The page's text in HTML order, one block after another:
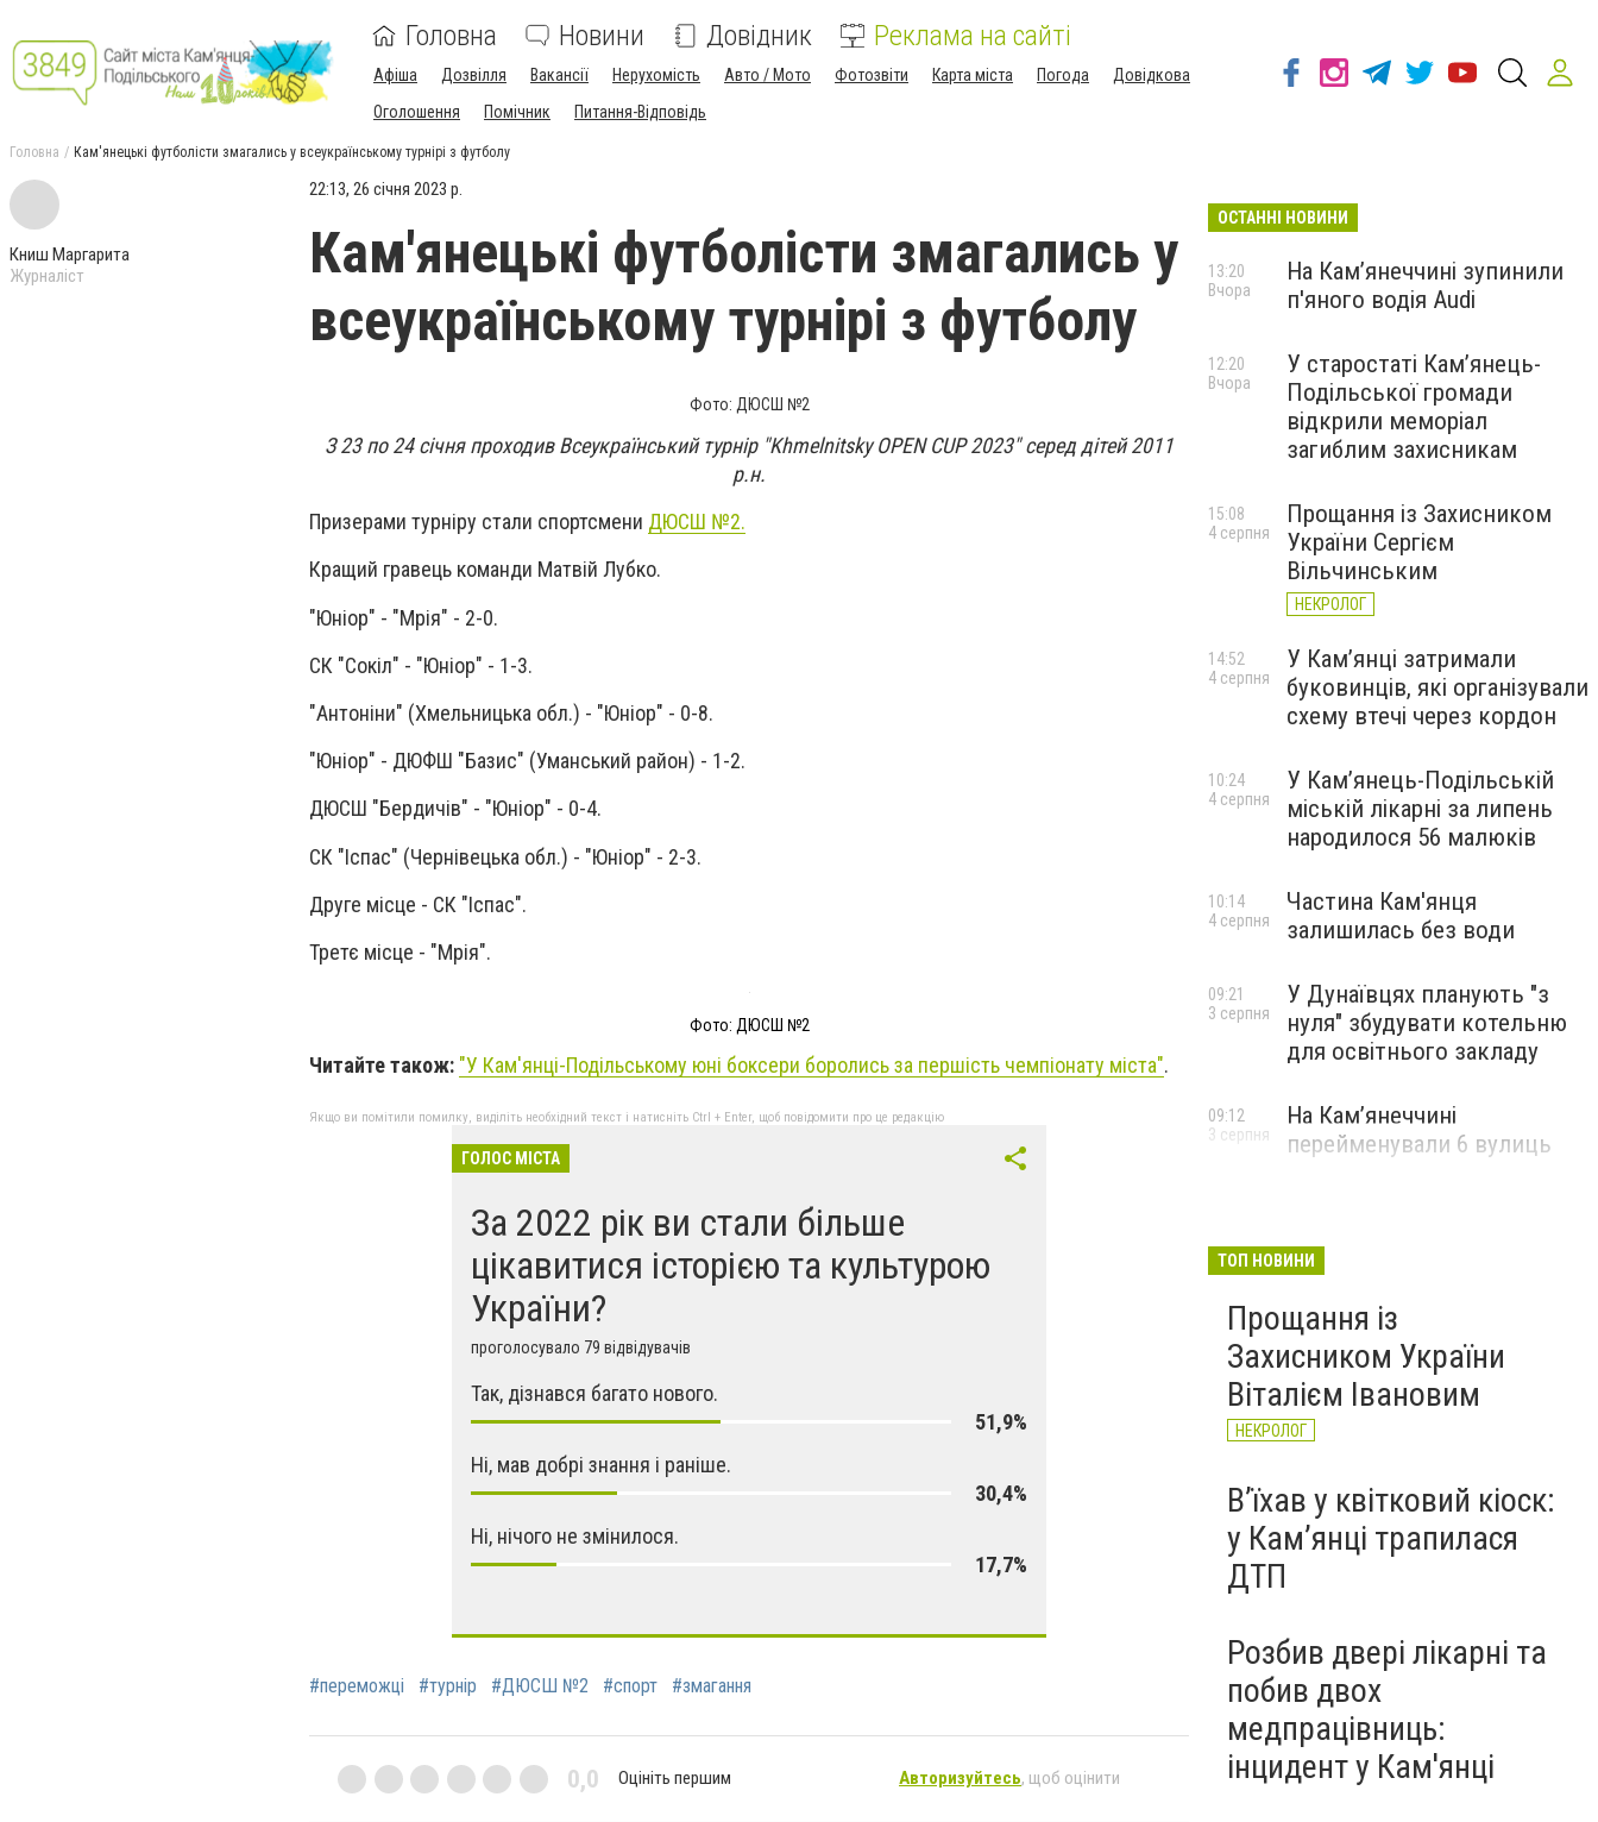
Головна Новини Довідник Реклама на сайті
Афіша Дозвілля Вакансії Нерухомість Авто / Мото Фотозвіти Карта міста Погода
Довідкова
Оголошення
Помічник Питання-Відповідь
Головна Кам'янецькі футболісти змагались у всеукраїнському турнірі з футболу
Книш Маргарита
Журналіст
22:13, 26 січня 2023 р.
Кам'янецькі футболісти змагались у
всеукраїнському турнірі з футболу
Фото: ДЮСШ №2
З 23 по 24 січня проходив Всеукраїнський турнір "Khmelnitsky OPEN CUP 2023" серед дітей 2011
р.н.
Призерами турніру стали спортсмени ДЮСШ №2.
Кращий гравець команди Матвій Лубко.
"Юніор" - "Мрія" - 2-0.
СК "Сокіл" - "Юніор" - 1-3.
"Антоніни" (Хмельницька обл.) - "Юніор" - 0-8.
"Юніор" - ДЮФШ "Базис" (Уманський район) - 1-2.
ДЮСШ "Бердичів" - "Юніор" - 0-4.
СК "Іспас" (Чернівецька обл.) - "Юніор" - 2-3.
Друге місце - СК "Іспас".
Третє місце - "Мрія".
Фото: ДЮСШ №2
Читайте також: "У Кам'янці-Подільському юні боксери боролись за першість чемпіонату міста".
Якщо ви помітили помилку, виділіть необхідний текст і натисніть Ctrl + Enter, щоб повідомити про це редакцію
ГОЛОС МІСТА
За 2022 рік ви стали більше
цікавитися історією та культурою
України?
проголосувало 79 відвідувачів
Так, дізнався багато нового.
51,9%
Ні, мав добрі знання і раніше.
30,4%
Ні, нічого не змінилося.
17,7%
#переможці #турнір #ДЮСШ №2 #спорт #змагання
0,0 Оцініть першим Авторизуйтесь, щоб оцінити
ОСТАННІ НОВИНИ
На Камʼянеччині зупинили
п'яного водія Audi
13:20
Вчора
У старостаті Кам’янець-
Подільської громади
відкрили меморіал
загиблим захисникам
12:20
Вчора
Прощання із Захисником
України Сергієм
Вільчинським
НЕКРОЛОГ
15:08
4 серпня
У Кам’янці затримали
буковинців, які організували
схему втечі через кордон
14:52
4 серпня
У Кам’янець-Подільській
міській лікарні за липень
народилося 56 малюків
10:24
4 серпня
Частина Кам'янця
залишилась без води
10:14
4 серпня
У Дунаївцях планують "з
нуля" збудувати котельню
для освітнього закладу
09:21
3 серпня
На Камʼянеччині
перейменували 6 вулиць
09:12
3 серпня
ТОП НОВИНИ
Прощання із
Захисником України
Віталієм Івановим
НЕКРОЛОГ
Вʼїхав у квітковий кіоск:
у Камʼянці трапилася
ДТП
Розбив двері лікарні та
побив двох
медпрацівниць:
інцидент у Кам'янці